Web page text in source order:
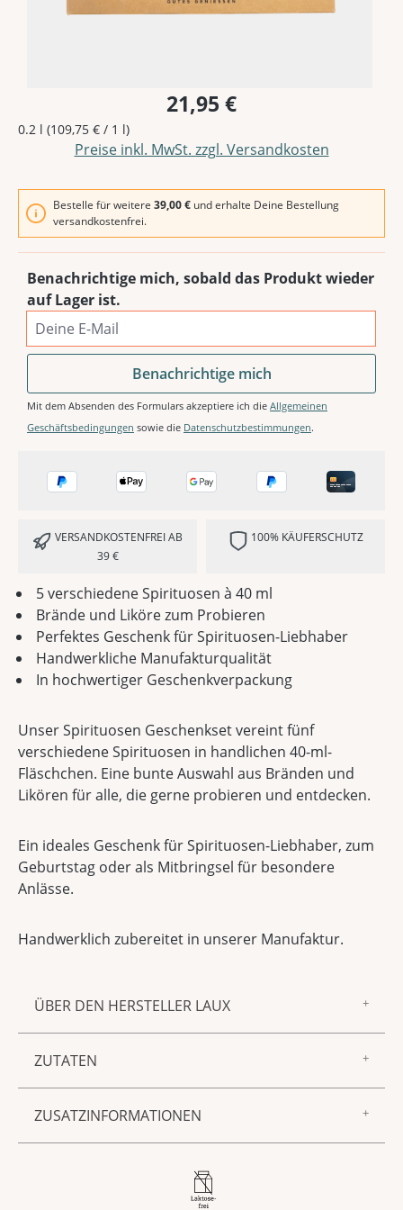
5 verschiedene Spirituosen à 40 ml
Brände und Liköre zum Probieren
Perfektes Geschenk für Spirituosen-Liebhaber
Handwerkliche Manufakturqualität
In hochwertiger Geschenkverpackung
21,95 €
0.2 l (109,75 € / 1 l)
Preise inkl. MwSt. zzgl. Versandkosten
Bestelle für weitere 39,00 € und erhalte Deine Bestellung
versandkostenfrei.
Benachrichtige mich, sobald das Produkt wieder
auf Lager ist.
Deine E-Mail
Benachrichtige mich
Mit dem Absenden des Formulars akzeptiere ich die Allgemeinen
Geschäftsbedingungen sowie die Datenschutzbestimmungen.
VERSANDKOSTENFREI AB
39 €
100% KÄUFERSCHUTZ
ÜBER DEN HERSTELLER LAUX
Gewürzmischungen, Saucen und Senf sowie
Spirituosen und Liköre – aus unserer
hauseigenen Manufaktur in Föhren. Allen
handwerkliche Verarbeitung. Mit anderen
Worten: Wir kreieren leckere Feinkost und
ZUTATEN
ZUSATZINFORMATIONEN
40 % vol
Unser Spirituosen Geschenkset vereint fünf
verschiedene Spirituosen in handlichen 40-ml-
Fläschchen. Eine bunte Auswahl aus Bränden und
Likören für alle, die gerne probieren und entdecken.
Ein ideales Geschenk für Spirituosen-Liebhaber, zum
Geburtstag oder als Mitbringsel für besondere
Anlässe.
Handwerklich zubereitet in unserer Manufaktur.